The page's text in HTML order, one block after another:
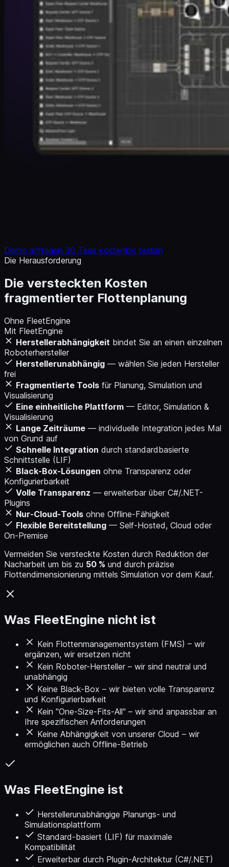
Demo anfragen 30 Tage kostenlos testen
Die Herausforderung
Die versteckten Kosten
fragmentierter Flottenplanung
Ohne FleetEngine
Mit FleetEngine
Herstellerabhängigkeit bindet Sie an einen einzelnen
Roboterhersteller
Herstellerunabhängig — wählen Sie jeden Hersteller
frei
Fragmentierte Tools für Planung, Simulation und
Visualisierung
Eine einheitliche Plattform — Editor, Simulation &
Visualisierung
Lange Zeiträume — individuelle Integration jedes Mal
von Grund auf
Schnelle Integration durch standardbasierte
Schnittstelle (LIF)
Black-Box-Lösungen ohne Transparenz oder
Konfigurierbarkeit
Volle Transparenz — erweiterbar über C#/.NET-
Plugins
Nur-Cloud-Tools ohne Offline-Fähigkeit
Flexible Bereitstellung — Self-Hosted, Cloud oder
On-Premise
Vermeiden Sie versteckte Kosten durch Reduktion der
Nacharbeit um bis zu 50 % und durch präzise
Flottendimensionierung mittels Simulation vor dem Kauf.
Was FleetEngine nicht ist
Kein Flottenmanagementsystem (FMS) – wir
ergänzen, wir ersetzen nicht
Kein Roboter-Hersteller – wir sind neutral und
unabhängig
Keine Black-Box – wir bieten volle Transparenz
und Konfigurierbarkeit
Kein "One-Size-Fits-All" – wir sind anpassbar an
Ihre spezifischen Anforderungen
Keine Abhängigkeit von unserer Cloud – wir
ermöglichen auch Offline-Betrieb
Was FleetEngine ist
Herstellerunabhängige Planungs- und
Simulationsplattform
Standard-basiert (LIF) für maximale
Kompatibilität
Erweiterbar durch Plugin-Architektur (C#/.NET)